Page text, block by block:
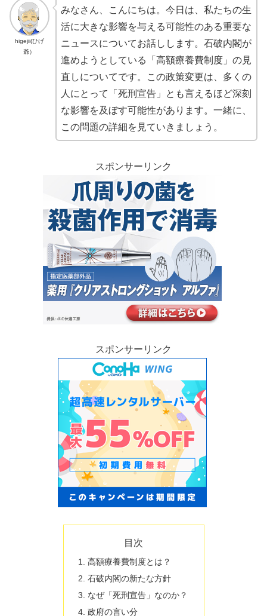
higejii(ひげ
爺）
みなさん、こんにちは。今日は、私たちの生
活に大きな影響を与える可能性のある重要な
ニュースについてお話しします。石破内閣が
進めようとしている「高額療養費制度」の見
直しについてです。この政策変更は、多くの
人にとって「死刑宣告」とも言えるほど深刻
な影響を及ぼす可能性があります。一緒に、
この問題の詳細を見ていきましょう。
スポンサーリンク
スポンサーリンク
目次
高額療養費制度とは？
石破内閣の新たな方針
なぜ「死刑宣告」なのか？
政府の言い分